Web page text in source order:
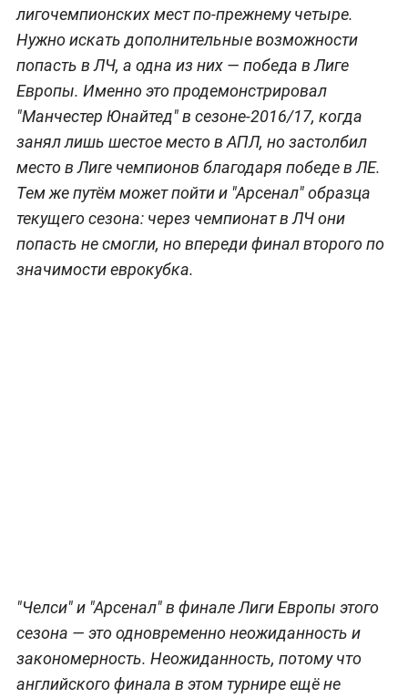
лигочемпионских мест по-прежнему четыре.
Нужно искать дополнительные возможности
попасть в ЛЧ, а одна из них — победа в Лиге
Европы. Именно это продемонстрировал
"Манчестер Юнайтед" в сезоне-2016/17, когда
занял лишь шестое место в АПЛ, но застолбил
место в Лиге чемпионов благодаря победе в ЛЕ.
Тем же путём может пойти и "Арсенал" образца
текущего сезона: через чемпионат в ЛЧ они
попасть не смогли, но впереди финал второго по
значимости еврокубка.
"Челси" и "Арсенал" в финале Лиги Европы этого
сезона — это одновременно неожиданность и
закономерность. Неожиданность, потому что
английского финала в этом турнире ещё не